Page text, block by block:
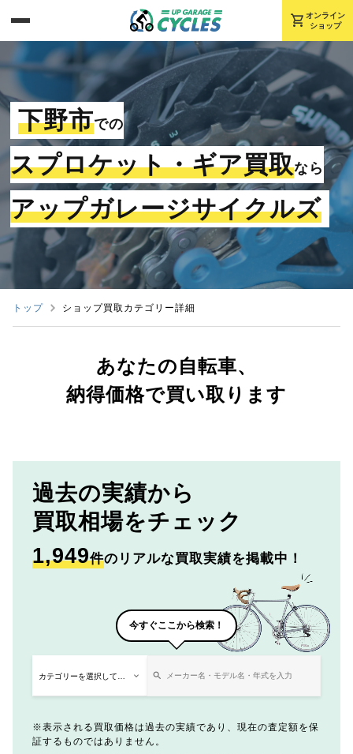
shopping_cart オンライン
ショップ
下野市での
スプロケット・ギア買取なら
アップガレージサイクルズ
トップ ショップ買取カテゴリー詳細
あなたの自転車、
納得価格で買い取ります
過去の実績から
買取相場をチェック
1,949件のリアルな買取実績を掲載中！
今すぐここから検索！
表示される買取価格は過去の実績であり、現在の査定額を保
証するものではありません。